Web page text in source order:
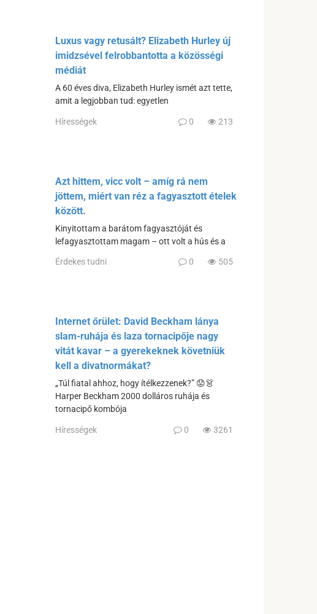
Luxus vagy retusált? Elizabeth Hurley új
imidzsével felrobbantotta a közösségi
médiát
A 60 éves diva, Elizabeth Hurley ismét azt tette,
amit a legjobban tud: egyetlen
Hírességek 0 213
Azt hittem, vicc volt – amíg rá nem
jöttem, miért van réz a fagyasztott ételek
között.
Kinyitottam a barátom fagyasztóját és
lefagyasztottam magam – ott volt a hús és a
Érdekes tudni 0 505
Internet őrület: David Beckham lánya
slam-ruhája és laza tornacipője nagy
vitát kavar – a gyerekeknek követniük
kell a divatnormákat?
„Túl fiatal ahhoz, hogy ítélkezzenek?” 😟👗
Harper Beckham 2000 dolláros ruhája és
tornacipő kombója
Hírességek 0 3261